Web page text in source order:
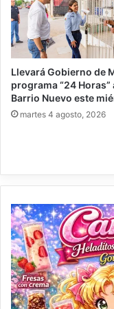
Llevará Gobierno de
programa “24 Horas”
Barrio Nuevo este
martes 4 agosto, 2026